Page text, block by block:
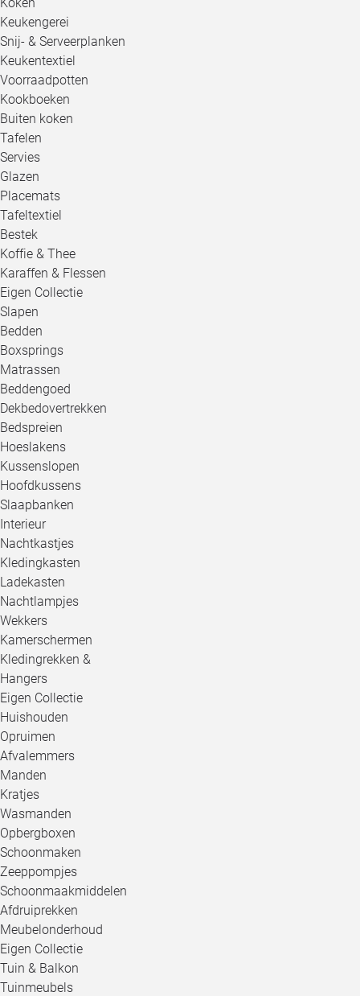
Keukengerei
Snij- & Serveerplanken
Keukentextiel
Voorraadpotten
Kookboeken
Buiten koken
Tafelen
Servies
Glazen
Placemats
Tafeltextiel
Bestek
Koffie & Thee
Karaffen & Flessen
Eigen Collectie
Slapen
Bedden
Boxsprings
Matrassen
Beddengoed
Dekbedovertrekken
Bedspreien
Hoeslakens
Kussenslopen
Hoofdkussens
Slaapbanken
Interieur
Nachtkastjes
Kledingkasten
Ladekasten
Nachtlampjes
Wekkers
Kamerschermen
Kledingrekken &
Hangers
Eigen Collectie
Huishouden
Opruimen
Afvalemmers
Manden
Kratjes
Wasmanden
Opbergboxen
Schoonmaken
Zeeppompjes
Schoonmaakmiddelen
Afdruiprekken
Meubelonderhoud
Eigen Collectie
Tuin & Balkon
Tuinmeubels